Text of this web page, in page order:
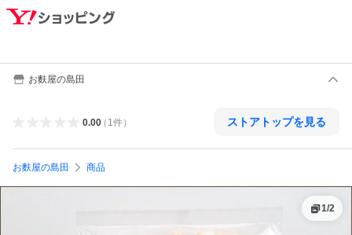
お麩屋の島田
0.00（ 1件） ストアトップを見る
お麩屋の島田 商品
1/2